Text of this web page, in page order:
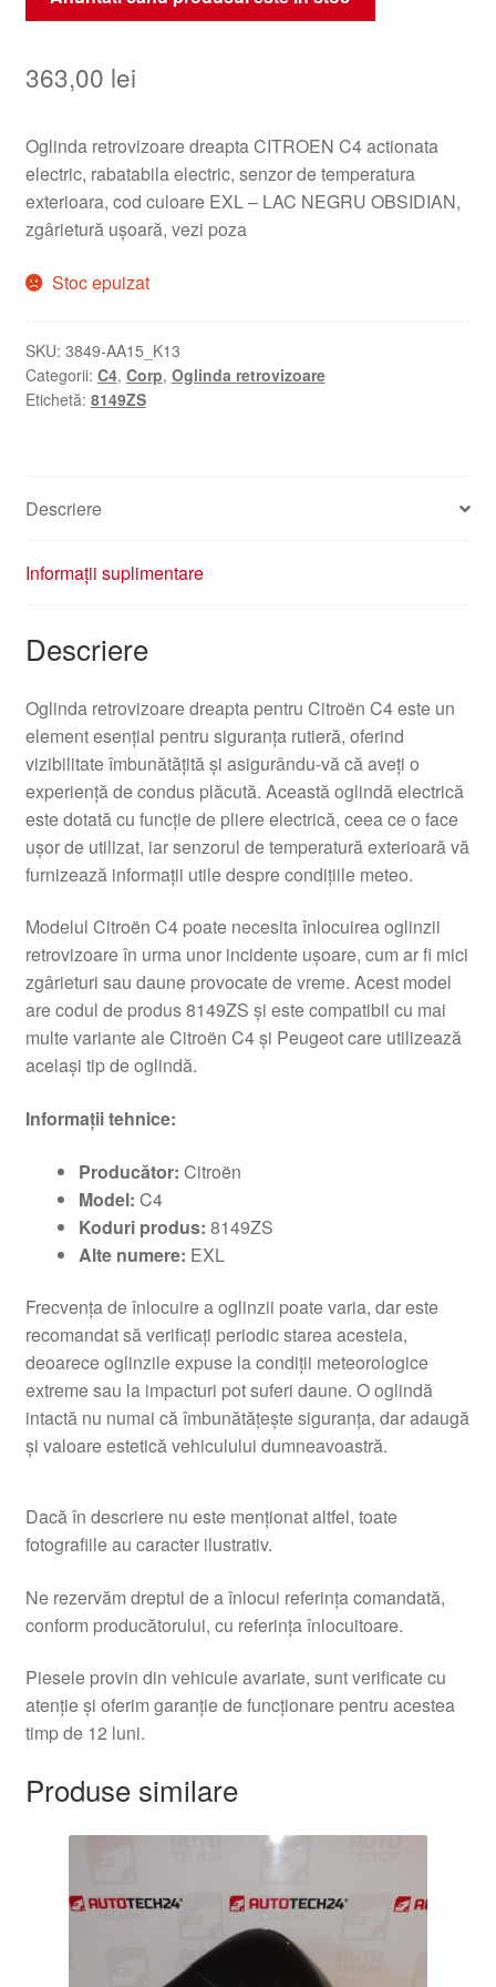
363,00 lei
Oglinda retrovizoare dreapta CITROEN C4 actionata
electric, rabatabila electric, senzor de temperatura
exterioara, cod culoare EXL – LAC NEGRU OBSIDIAN,
zgârietură ușoară, vezi poza
Stoc epuizat
SKU: 3849-AA15_K13
Categorii: C4, Corp, Oglinda retrovizoare
Etichetă: 8149ZS
Descriere
Informații suplimentare
Descriere
Oglinda retrovizoare dreapta pentru Citroën C4 este un
element esențial pentru siguranța rutieră, oferind
vizibilitate îmbunătățită și asigurându-vă că aveți o
experiență de condus plăcută. Această oglindă electrică
este dotată cu funcție de pliere electrică, ceea ce o face
ușor de utilizat, iar senzorul de temperatură exterioară vă
furnizează informații utile despre condițiile meteo.
Modelul Citroën C4 poate necesita înlocuirea oglinzii
retrovizoare în urma unor incidente ușoare, cum ar fi mici
zgârieturi sau daune provocate de vreme. Acest model
are codul de produs 8149ZS și este compatibil cu mai
multe variante ale Citroën C4 și Peugeot care utilizează
același tip de oglindă.
Informații tehnice:
Producător: Citroën
Model: C4
Koduri produs: 8149ZS
Alte numere: EXL
Frecvența de înlocuire a oglinzii poate varia, dar este
recomandat să verificați periodic starea acesteia,
deoarece oglinzile expuse la condiții meteorologice
extreme sau la impacturi pot suferi daune. O oglindă
intactă nu numai că îmbunătățește siguranța, dar adaugă
și valoare estetică vehiculului dumneavoastră.
Dacă în descriere nu este menționat altfel, toate
fotografiile au caracter ilustrativ.
Ne rezervăm dreptul de a înlocui referința comandată,
conform producătorului, cu referința înlocuitoare.
Piesele provin din vehicule avariate, sunt verificate cu
atenție și oferim garanție de funcționare pentru acestea
timp de 12 luni.
Produse similare